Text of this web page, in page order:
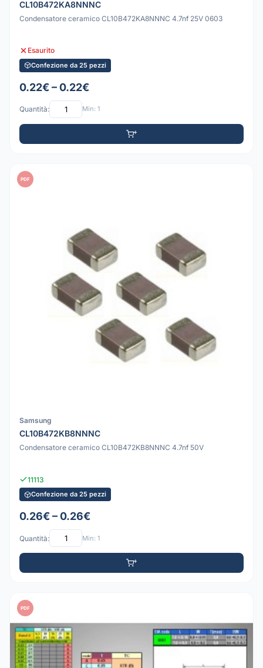
CL10B472KA8NNNC
Condensatore ceramico CL10B472KA8NNNC 4.7nf 25V 0603
Esaurito
Confezione da 25 pezzi
0.22€ – 0.22€
Quantità: Min: 1
PDF
Samsung
CL10B472KB8NNNC
Condensatore ceramico CL10B472KB8NNNC 4.7nf 50V
11113
Confezione da 25 pezzi
0.26€ – 0.26€
Quantità: Min: 1
PDF